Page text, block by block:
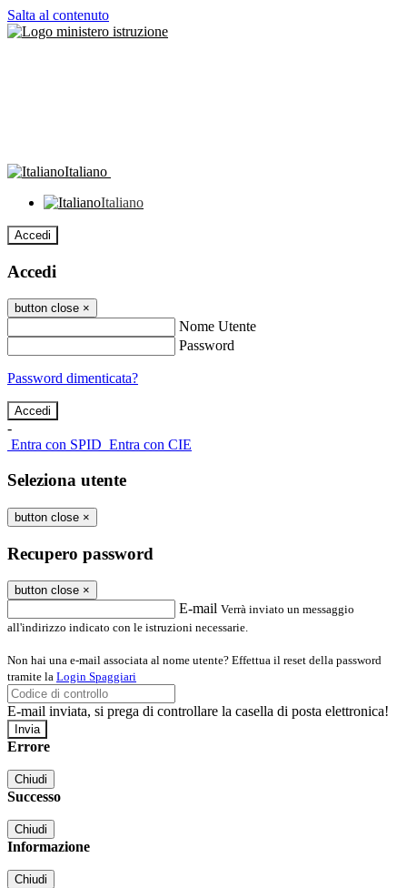
Salta al contenuto
Italiano
Italiano
Accedi
Accedi
button close ×
Nome Utente
Password
Password dimenticata?
-
Entra con SPID Entra con CIE
Seleziona utente
button close ×
Recupero password
button close ×
E-mail Verrà inviato un messaggio
all'indirizzo indicato con le istruzioni necessarie.
Non hai una e-mail associata al nome utente? Effettua il reset della password
tramite la Login Spaggiari
E-mail inviata, si prega di controllare la casella di posta elettronica!
Errore
Chiudi
Successo
Chiudi
Informazione
Chiudi